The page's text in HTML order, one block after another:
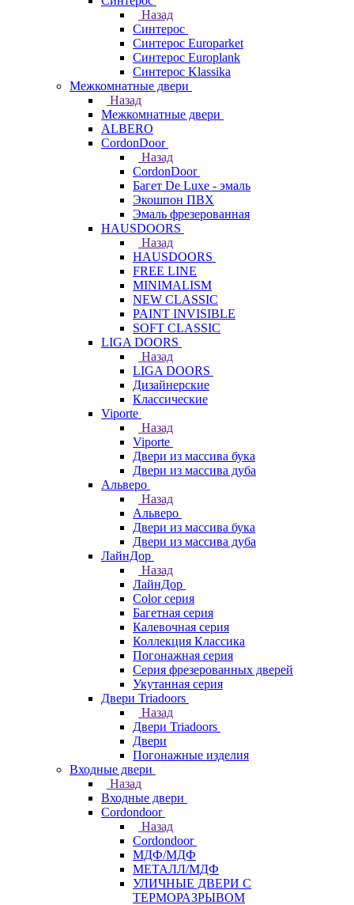
Назад
Синтерос
Синтерос Europarket
Синтерос Europlank
Синтерос Klassika
Межкомнатные двери
Назад
Межкомнатные двери
ALBERO
CordonDoor
Назад
CordonDoor
Багет De Luxe - эмаль
Экошпон ПВХ
Эмаль фрезерованная
HAUSDOORS
Назад
HAUSDOORS
FREE LINE
MINIMALISM
NEW CLASSIC
PAINT INVISIBLE
SOFT CLASSIC
LIGA DOORS
Назад
LIGA DOORS
Дизайнерские
Классические
Viporte
Назад
Viporte
Двери из массива бука
Двери из массива дуба
Альверо
Назад
Альверо
Двери из массива бука
Двери из массива дуба
ЛайнДор
Назад
ЛайнДор
Color серия
Багетная серия
Калевочная серия
Коллекция Классика
Погонажная серия
Серия фрезерованных дверей
Укутанная серия
Двери Triadoors
Назад
Двери Triadoors
Двери
Погонажные изделия
Входные двери
Назад
Входные двери
Cordondoor
Назад
Cordondoor
МДФ/МДФ
МЕТАЛЛ/МДФ
УЛИЧНЫЕ ДВЕРИ С
ТЕРМОРАЗРЫВОМ